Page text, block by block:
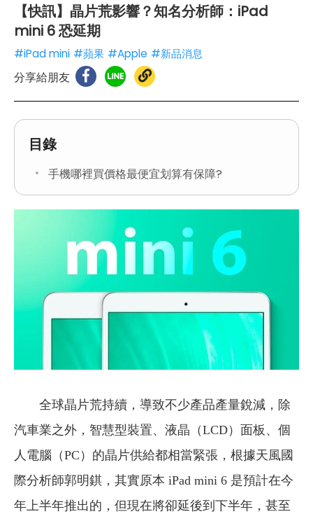
【快訊】晶片荒影響？知名分析師：iPad
mini 6 恐延期
#iPad mini #蘋果 #Apple #新品消息
分享給朋友
目錄
手機哪裡買價格最便宜划算有保障?
全球晶片荒持續，導致不少產品產量銳減，除
汽車業之外，智慧型裝置、液晶（LCD）面板、個
人電腦（PC）的晶片供給都相當緊張，根據天風國
際分析師郭明錤，其實原本 iPad mini 6 是預計在今
年上半年推出的，但現在將卻延後到下半年，甚至